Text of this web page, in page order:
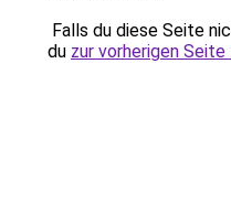
Falls du diese Seite
du zur vorherigen Seite